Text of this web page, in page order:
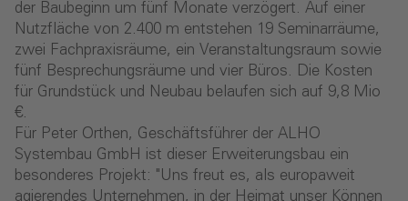
der Baubeginn um fünf Monate verzögert. Auf einer
Nutzfläche von 2.400 m entstehen 19 Seminarräume,
zwei Fachpraxisräume, ein Veranstaltungsraum sowie
fünf Besprechungsräume und vier Büros. Die Kosten
für Grundstück und Neubau belaufen sich auf 9,8 Mio
€.
Für Peter Orthen, Geschäftsführer der ALHO
Systembau GmbH ist dieser Erweiterungsbau ein
besonderes Projekt: "Uns freut es, als europaweit
agierendes Unternehmen, in der Heimat unser Können